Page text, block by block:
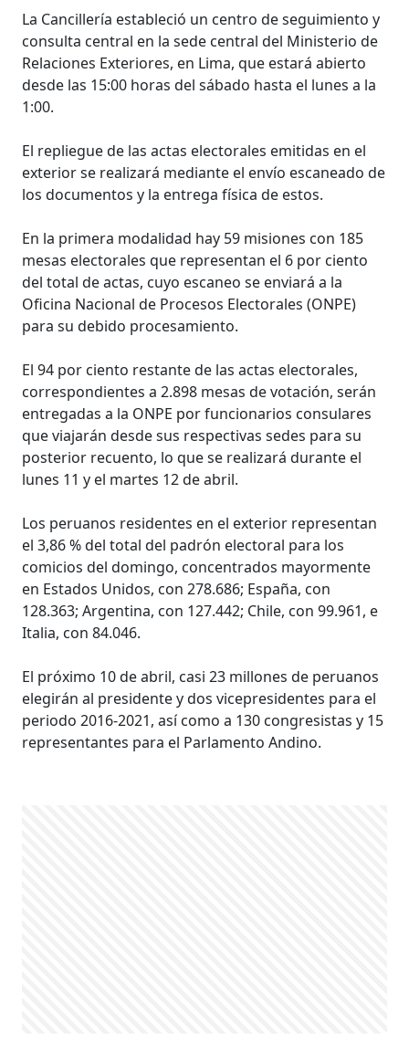
La Cancillería estableció un centro de seguimiento y
consulta central en la sede central del Ministerio de
Relaciones Exteriores, en Lima, que estará abierto
desde las 15:00 horas del sábado hasta el lunes a la
1:00.
El repliegue de las actas electorales emitidas en el
exterior se realizará mediante el envío escaneado de
los documentos y la entrega física de estos.
En la primera modalidad hay 59 misiones con 185
mesas electorales que representan el 6 por ciento
del total de actas, cuyo escaneo se enviará a la
Oficina Nacional de Procesos Electorales (ONPE)
para su debido procesamiento.
El 94 por ciento restante de las actas electorales,
correspondientes a 2.898 mesas de votación, serán
entregadas a la ONPE por funcionarios consulares
que viajarán desde sus respectivas sedes para su
posterior recuento, lo que se realizará durante el
lunes 11 y el martes 12 de abril.
Los peruanos residentes en el exterior representan
el 3,86 % del total del padrón electoral para los
comicios del domingo, concentrados mayormente
en Estados Unidos, con 278.686; España, con
128.363; Argentina, con 127.442; Chile, con 99.961, e
Italia, con 84.046.
El próximo 10 de abril, casi 23 millones de peruanos
elegirán al presidente y dos vicepresidentes para el
periodo 2016-2021, así como a 130 congresistas y 15
representantes para el Parlamento Andino.